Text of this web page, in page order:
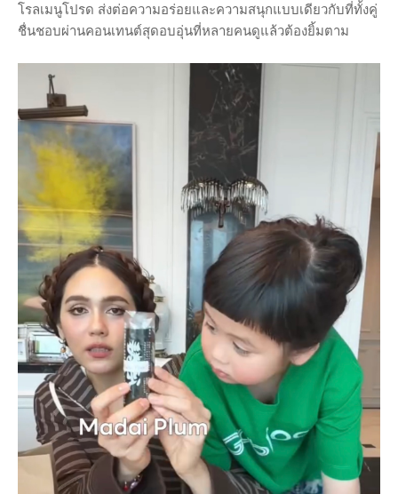
โรลเมนูโปรด ส่งต่อความอร่อยและความสนุกแบบเดียวกับที่ทั้งคู่
ชื่นชอบผ่านคอนเทนต์สุดอบอุ่นที่หลายคนดูแล้วต้องยิ้มตาม